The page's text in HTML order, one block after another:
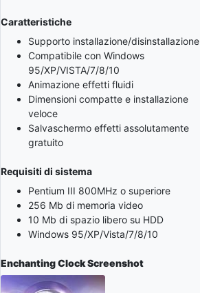
Caratteristiche
Supporto installazione/disinstallazione
Compatibile con Windows
95/XP/VISTA/7/8/10
Animazione effetti fluidi
Dimensioni compatte e installazione
veloce
Salvaschermo effetti assolutamente
gratuito
Requisiti di sistema
Pentium III 800MHz o superiore
256 Mb di memoria video
10 Mb di spazio libero su HDD
Windows 95/XP/Vista/7/8/10
Enchanting ClockScreenshot